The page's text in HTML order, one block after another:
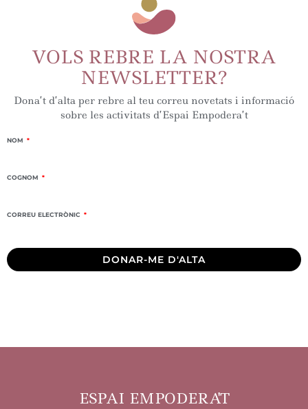
VOLS REBRE LA NOSTRA
NEWSLETTER?
Dona’t d’alta per rebre al teu correu novetats i informació
sobre les activitats d’Espai Empodera’t
NOM
COGNOM
CORREU ELECTRÒNIC
DONAR-ME D'ALTA
ESPAI EMPODERA'T